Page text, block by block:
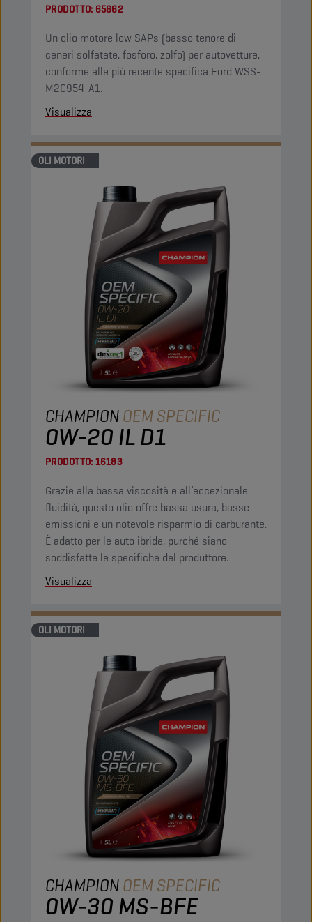
PRODOTTO: 65662
Un olio motore low SAPs (basso tenore di
ceneri solfatate, fosforo, zolfo) per autovetture,
conforme alle più recente specifica Ford WSS-
M2C954-A1.
Visualizza
OLI MOTORI
CHAMPIONOEM SPECIFIC
0W-20 IL D1
PRODOTTO: 16183
Grazie alla bassa viscosità e all’eccezionale
fluidità, questo olio offre bassa usura, basse
emissioni e un notevole risparmio di carburante.
È adatto per le auto ibride, purché siano
soddisfatte le specifiche del produttore.
Visualizza
OLI MOTORI
CHAMPIONOEM SPECIFIC
0W-30 MS-BFE